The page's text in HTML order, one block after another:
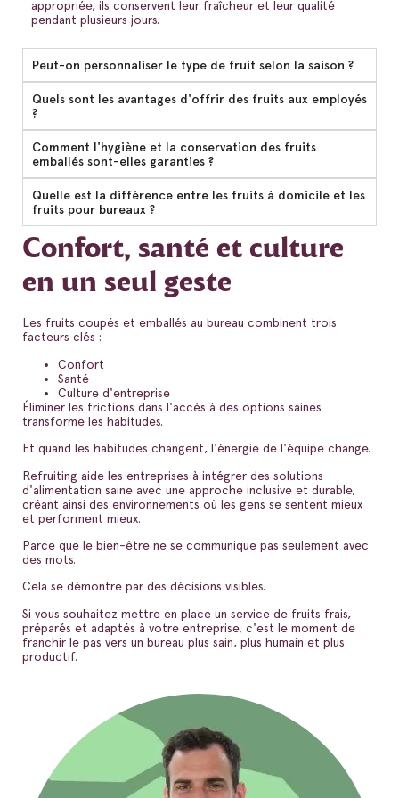
appropriée, ils conservent leur fraîcheur et leur qualité
pendant plusieurs jours.
Peut-on personnaliser le type de fruit selon la saison ?
Quels sont les avantages d'offrir des fruits aux employés
?
Comment l'hygiène et la conservation des fruits
emballés sont-elles garanties ?
Quelle est la différence entre les fruits à domicile et les
fruits pour bureaux ?
Confort, santé et culture
en un seul geste
Les fruits coupés et emballés au bureau combinent trois
facteurs clés :
Confort
Santé
Culture d'entreprise
Éliminer les frictions dans l'accès à des options saines
transforme les habitudes.
Et quand les habitudes changent, l'énergie de l'équipe change.
Refruiting aide les entreprises à intégrer des solutions
d'alimentation saine avec une approche inclusive et durable,
créant ainsi des environnements où les gens se sentent mieux
et performent mieux.
Parce que le bien-être ne se communique pas seulement avec
des mots.
Cela se démontre par des décisions visibles.
Si vous souhaitez mettre en place un service de fruits frais,
préparés et adaptés à votre entreprise, c'est le moment de
franchir le pas vers un bureau plus sain, plus humain et plus
productif.